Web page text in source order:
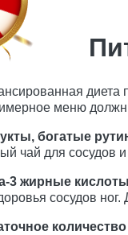
диета
меню
богатые
чай для сосудов
3 жирные
сосудов